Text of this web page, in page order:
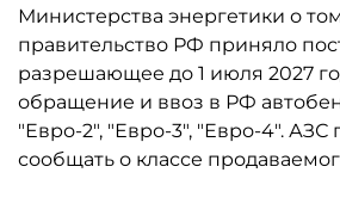
Министерства энергетики о
правительство РФ приняло
разрешающее до 1 июля 2027
обращение и ввоз в РФ
"Евро-2", "Евро-3", "Евро-4".
сообщать о классе